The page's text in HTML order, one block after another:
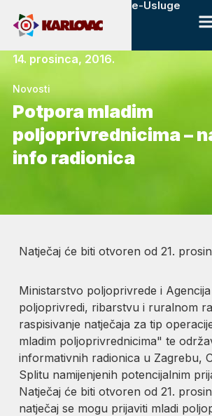
e-Usluge
14. prosinca, 2016.
Novosti
​Potpora mladim
poljoprivrednicima –
info radionica
Natječaj će biti otvoren od 21.
Ministarstvo poljoprivrede i
poljoprivredi, ribarstvu i ruralnom
raspisivanje natječaja za tip
mladim poljoprivrednicima" te
informativnih radionica u Zagrebu,
Splitu namijenjenih potencijalnim
Natječaj će biti otvoren od 21.
natječaj se mogu prijaviti mladi